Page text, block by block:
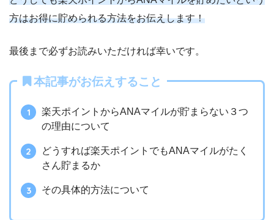
方はお得に貯められる方法をお伝えします！
最後まで必ずお読みいただければ幸いです。
本記事がお伝えすること
楽天ポイントからANAマイルが貯まらない３つ
の理由について
どうすれば楽天ポイントでもANAマイルがたく
さん貯まるか
その具体的方法について